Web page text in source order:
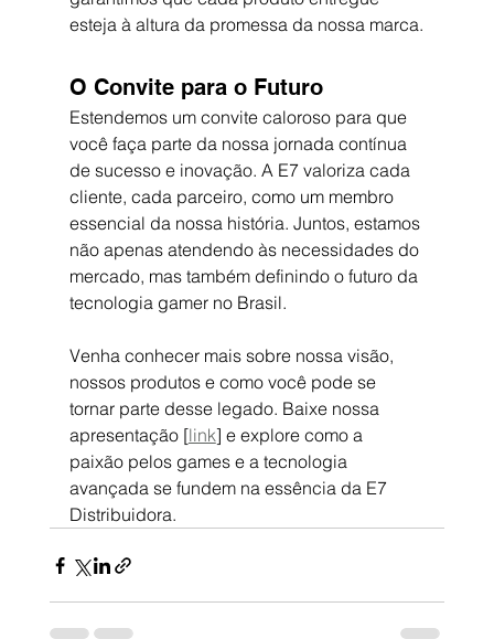
esteja à altura da promessa da nossa marca.
O Convite para o Futuro
Estendemos um convite caloroso para que
você faça parte da nossa jornada contínua
de sucesso e inovação. A E7 valoriza cada
cliente, cada parceiro, como um membro
essencial da nossa história. Juntos, estamos
não apenas atendendo às necessidades do
mercado, mas também definindo o futuro da
tecnologia gamer no Brasil.
Venha conhecer mais sobre nossa visão,
nossos produtos e como você pode se
tornar parte desse legado. Baixe nossa
apresentação [link] e explore como a
paixão pelos games e a tecnologia
avançada se fundem na essência da E7
Distribuidora.